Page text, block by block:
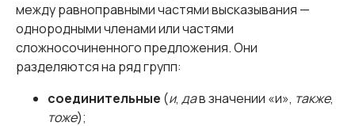
между равноправными частями высказывания —
однородными членами или частями
сложносочиненного предложения. Они
разделяются на ряд групп:
соединительные (и, дав значении «и», также,
тоже);